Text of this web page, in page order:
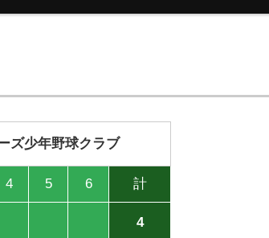
ズ少年野球クラブ
4 5 6 計
4